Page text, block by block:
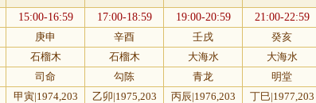
15:00-16:59 17:00-18:59 19:00-20:59
21:00-22:59
庚申 辛酉 壬戌
癸亥
石榴木 石榴木 大海水
大海水
司命 勾陈 青龙 明堂
甲寅|1974,203
乙卯|1975,203
丙辰|1976,203
丁巳|1977,203